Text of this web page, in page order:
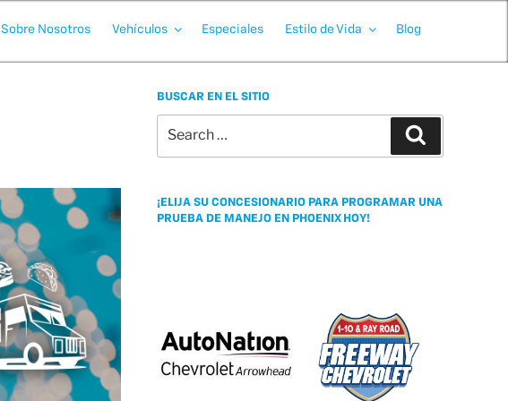
Sobre Nosotros Vehículos Especiales Estilo de Vida Blog
BUSCAR EN EL SITIO
for:
¡ELIJA SU CONCESIONARIO PARA PROGRAMAR UNA
PRUEBA DE MANEJO EN PHOENIX HOY!